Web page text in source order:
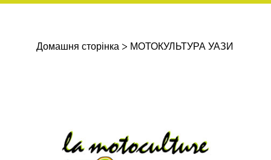
Домашня сторінка > МОТОКУЛЬТУРА УАЗИ